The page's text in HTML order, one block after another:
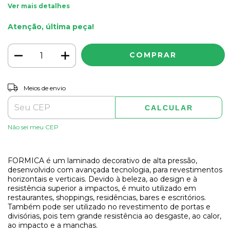
Ver mais detalhes
Atenção, última peça!
Entregas para o CEP:
Meios de envio
CALCULAR
Não sei meu CEP
FORMICA é um laminado decorativo de alta pressão,
desenvolvido com avançada tecnologia, para revestimentos
horizontais e verticais. Devido à beleza, ao design e à
resistência superior a impactos, é muito utilizado em
restaurantes, shoppings, residências, bares e escritórios.
Também pode ser utilizado no revestimento de portas e
divisórias, pois tem grande resistência ao desgaste, ao calor,
ao impacto e a manchas.